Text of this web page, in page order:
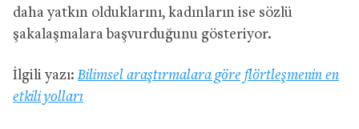
daha yatkın olduklarını, kadınların ise sözlü
şakalaşmalara başvurduğunu gösteriyor.
İlgili yazı: Bilimsel araştırmalara göre flörtleşmenin en
etkili yolları